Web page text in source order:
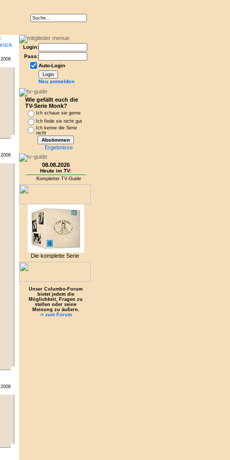
Login:
Pass:
Auto-Login
Neu anmelden
Wie gefällt euch die
TV-Serie Monk?
Ich schaue sie gerne
Ich finde sie nicht gut
Ich kenne die Serie
nicht
Ergebnisse
08.08.2026
Heute im TV:
Kompletter TV-Guide
Die komplette Serie
Unser Columbo-Forum
bietet jedem die
Möglichkeit, Fragen zu
stellen oder seine
Meinung zu äußern.
-> zum Forum